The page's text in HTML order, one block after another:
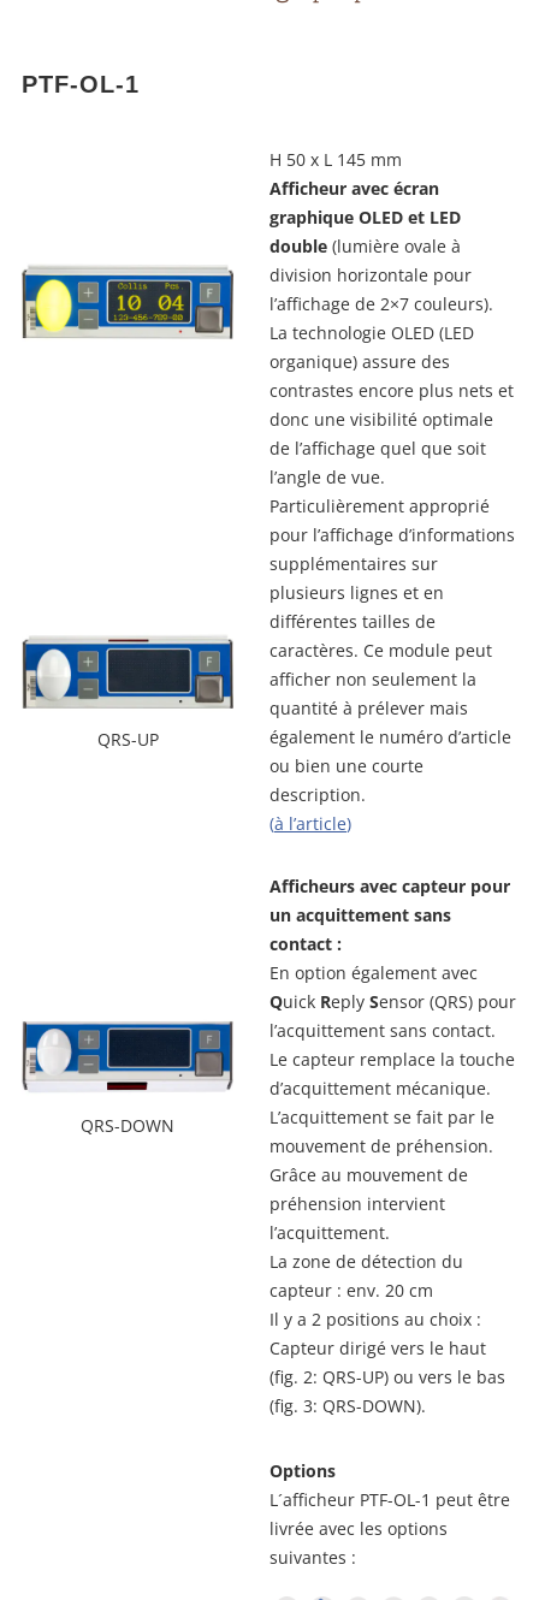
PTF-OL-1
QRS-UP
QRS-DOWN
H 50 x L 145 mm
Afficheur avec écran
graphique OLED et LED
double (lumière ovale à
division horizontale pour
l’affichage de 2×7 couleurs).
La technologie OLED (LED
organique) assure des
contrastes encore plus nets et
donc une visibilité optimale
de l’affichage quel que soit
l’angle de vue.
Particulièrement approprié
pour l’affichage d’informations
supplémentaires sur
plusieurs lignes et en
différentes tailles de
caractères. Ce module peut
afficher non seulement la
quantité à prélever mais
également le numéro d’article
ou bien une courte
description.
(à l’article)
Afficheurs avec capteur pour
un acquittement sans
contact :
En option également avec
Quick Reply Sensor (QRS) pour
l’acquittement sans contact.
Le capteur remplace la touche
d’acquittement mécanique.
L’acquittement se fait par le
mouvement de préhension.
Grâce au mouvement de
préhension intervient
l’acquittement.
La zone de détection du
capteur : env. 20 cm
Il y a 2 positions au choix :
Capteur dirigé vers le haut
(fig. 2: QRS-UP) ou vers le bas
(fig. 3: QRS-DOWN).
Options
L´afficheur PTF-OL-1 peut être
livrée avec les options
suivantes :